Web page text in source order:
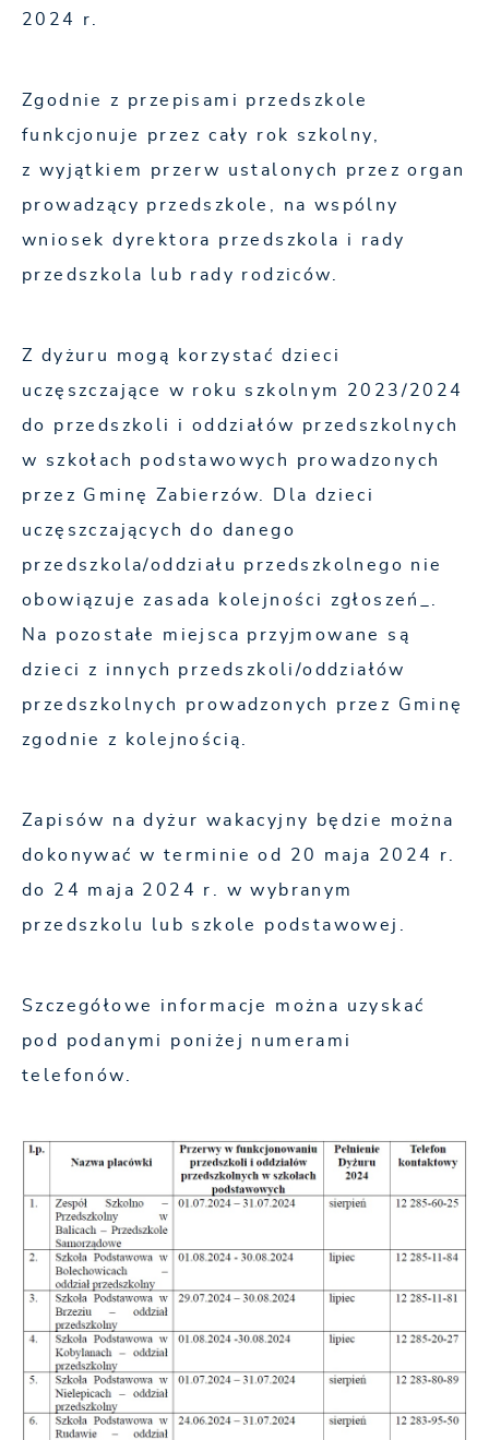
2024 r.
Zgodnie z przepisami przedszkole
funkcjonuje przez cały rok szkolny,
z wyjątkiem przerw ustalonych przez organ
prowadzący przedszkole, na wspólny
wniosek dyrektora przedszkola i rady
przedszkola lub rady rodziców.
Z dyżuru mogą korzystać dzieci
uczęszczające w roku szkolnym 2023/2024
do przedszkoli i oddziałów przedszkolnych
w szkołach podstawowych prowadzonych
przez Gminę Zabierzów. Dla dzieci
uczęszczających do danego
przedszkola/oddziału przedszkolnego nie
obowiązuje zasada kolejności zgłoszeń_.
Na pozostałe miejsca przyjmowane są
dzieci z innych przedszkoli/oddziałów
przedszkolnych prowadzonych przez Gminę
zgodnie z kolejnością.
Zapisów na dyżur wakacyjny będzie można
dokonywać w terminie od 20 maja 2024 r.
do 24 maja 2024 r. w wybranym
przedszkolu lub szkole podstawowej.
Szczegółowe informacje można uzyskać
pod podanymi poniżej numerami
telefonów.